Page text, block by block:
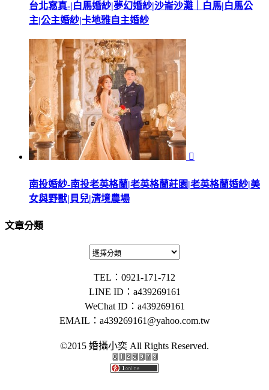
台北寫真-|白馬婚紗|夢幻婚紗|沙崙沙灘｜白馬|白馬公
主|公主婚紗|卡地雅自主婚紗

南投婚紗-南投老英格蘭|老英格蘭莊園|老英格蘭婚紗|美
女與野獸|貝兒|清境農場
文章分類
TEL：0921-171-712
LINE ID：a439269161
WeChat ID：a439269161
EMAIL： a439269161@yahoo.com.tw
©2015 婚攝小奕 All Rights Reserved.